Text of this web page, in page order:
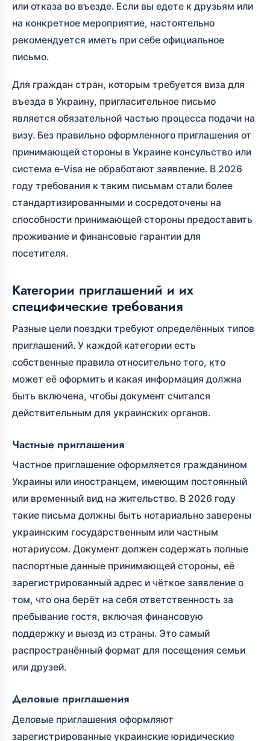
или отказа во въезде. Если вы едете к друзьям или
на конкретное мероприятие, настоятельно
рекомендуется иметь при себе официальное
письмо.
Для граждан стран, которым требуется виза для
въезда в Украину, пригласительное письмо
является обязательной частью процесса подачи на
визу. Без правильно оформленного приглашения от
принимающей стороны в Украине консульство или
система e-Visa не обработают заявление. В 2026
году требования к таким письмам стали более
стандартизированными и сосредоточены на
способности принимающей стороны предоставить
проживание и финансовые гарантии для
посетителя.
Категории приглашений и их
специфические требования
Разные цели поездки требуют определённых типов
приглашений. У каждой категории есть
собственные правила относительно того, кто
может её оформить и какая информация должна
быть включена, чтобы документ считался
действительным для украинских органов.
Частные приглашения
Частное приглашение оформляется гражданином
Украины или иностранцем, имеющим постоянный
или временный вид на жительство. В 2026 году
такие письма должны быть нотариально заверены
украинским государственным или частным
нотариусом. Документ должен содержать полные
паспортные данные принимающей стороны, её
зарегистрированный адрес и чёткое заявление о
том, что она берёт на себя ответственность за
пребывание гостя, включая финансовую
поддержку и выезд из страны. Это самый
распространённый формат для посещения семьи
или друзей.
Деловые приглашения
Деловые приглашения оформляют
зарегистрированные украинские юридические